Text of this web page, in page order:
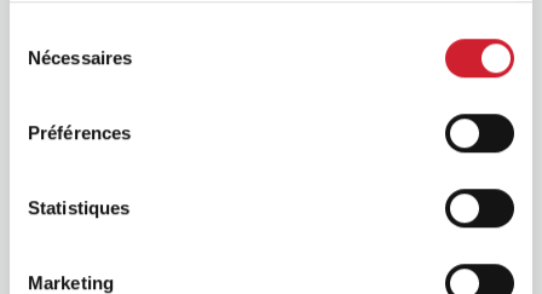
Nécessaires
Préférences
Statistiques
Marketing